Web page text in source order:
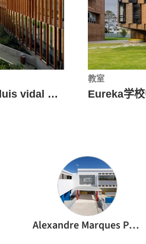
Matta Sur 社区健康中心 / luis vidal + arquitectos
教室
Alexandre Marques Pereira Arquitectura